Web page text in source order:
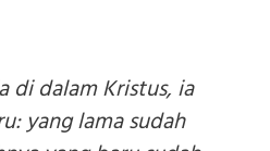
di dalam Kristus, ia
yang lama sudah